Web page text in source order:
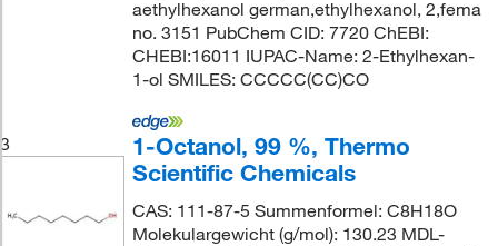
aethylhexanol german,ethylhexanol, 2,fema
no. 3151 PubChem CID: 7720 ChEBI:
CHEBI:16011 IUPAC-Name: 2-Ethylhexan-
1-ol SMILES: CCCCC(CC)CO
3
1-Octanol, 99 %, Thermo
Scientific Chemicals
CAS: 111-87-5 Summenformel: C8H18O
Molekulargewicht (g/mol): 130.23 MDL-